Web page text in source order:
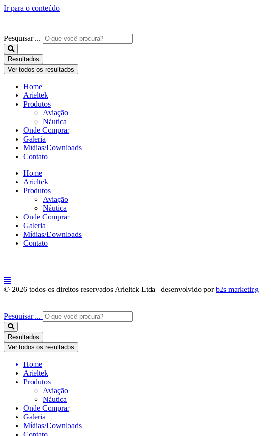
Ir para o conteúdo
Pesquisar ...
Resultados
Ver todos os resultados
Home
Arieltek
Produtos
Aviação
Náutica
Onde Comprar
Galeria
Mídias/Downloads
Contato
Home
Arieltek
Produtos
Aviação
Náutica
Onde Comprar
Galeria
Mídias/Downloads
Contato
© 2026 todos os direitos reservados Arieltek Ltda | desenvolvido porb2s marketing
Pesquisar ...
Resultados
Ver todos os resultados
Home
Arieltek
Produtos
Aviação
Náutica
Onde Comprar
Galeria
Mídias/Downloads
Contato